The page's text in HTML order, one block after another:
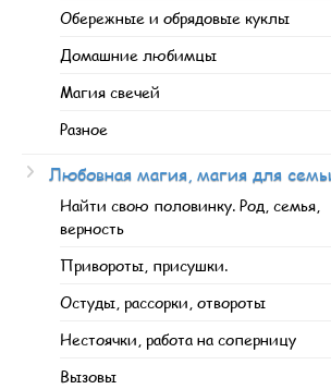
Обережные и обрядовые куклы
Домашние любимцы
Магия свечей
Разное
Любовная магия, магия для
Найти свою половинку. Род, семья,
верность
Привороты, присушки.
Остуды, рассорки, отвороты
Нестоячки, работа на соперницу
Вызовы